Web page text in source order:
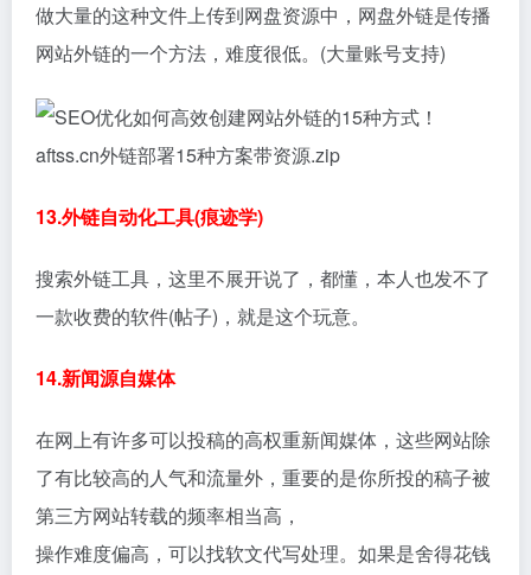
做大量的这种文件上传到网盘资源中，网盘外链是传播
网站外链的一个方法，难度很低。(大量账号支持)
aftss.cn外链部署15种方案带资源.zip
13.外链自动化工具(痕迹学)
搜索外链工具，这里不展开说了，都懂，本人也发不了
一款收费的软件(帖子)，就是这个玩意。
14.新闻源自媒体
在网上有许多可以投稿的高权重新闻媒体，这些网站除
了有比较高的人气和流量外，重要的是你所投的稿子被
第三方网站转载的频率相当高，
操作难度偏高，可以找软文代写处理。如果是舍得花钱